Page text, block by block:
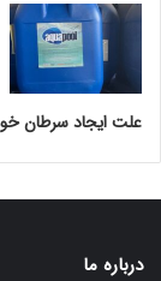
علت ایجاد سرطان
درباره ما